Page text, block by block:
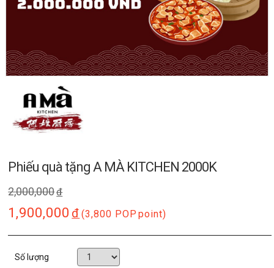
Phiếu quà tặng A MÀ KITCHEN 2000K
2,000,000đ
1,900,000 đ (3,800 POP point)
Số lượng